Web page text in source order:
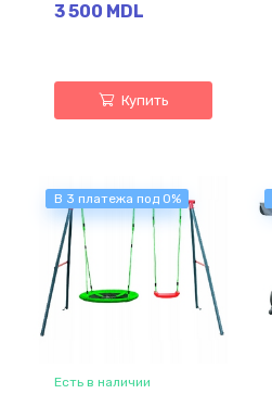
3 500 MDL
Купить
В 3 платежа под 0%
Есть в наличии